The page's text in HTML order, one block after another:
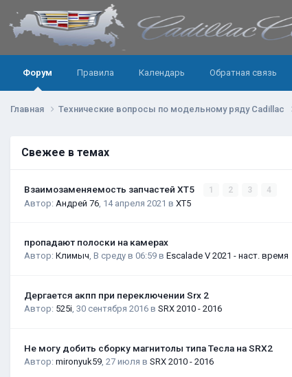
Форум Правила Календарь Обратная связь
Главная Технические вопросы по модельному ряду Cadillac
Свежее в темах
Взаимозаменяемость запчастей XT5 1 2 3 4
Автор: Андрей 76 14 апреля 2021 в XT5
пропадают полоски на камерах
Автор: Климыч В среду в 06:59 в Escalade V 2021 - наст. время
Дергается акпп при переключении Srx 2
Автор: 525i 30 сентября 2016 в SRX 2010 - 2016
Не могу добить сборку магнитолы типа Тесла на SRX2
Автор: mironyuk59 27 июля в SRX 2010 - 2016